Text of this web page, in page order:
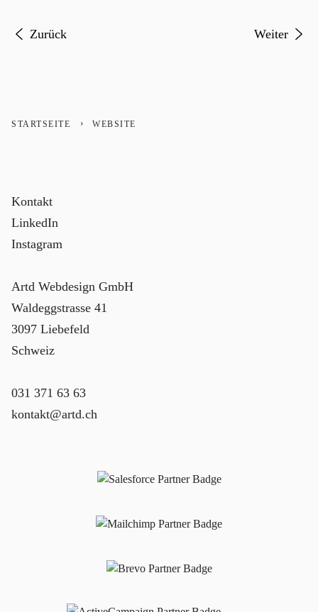
Vorheriger Beitrag: Spritziger Internetauftritt für das
Zurück Nächster
Weiter
STARTSEITE WEBSITE
Kontakt
LinkedIn
Instagram
Artd Webdesign GmbH
Waldeggstrasse 41
3097 Liebefeld
Schweiz
031 371 63 63
kontakt@artd.ch